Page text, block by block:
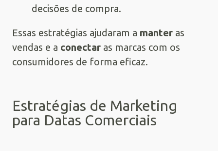
decisões de compra.
Essas estratégias ajudaram a manter as
vendas e a conectar as marcas com os
consumidores de forma eficaz.
Estratégias de Marketing
para Datas Comerciais